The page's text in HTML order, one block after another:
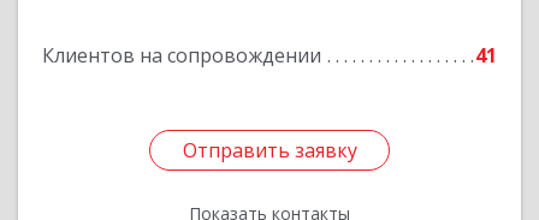
Клиентов на сопровождении 41
Отправить заявку
Показать контакты
Отправить заявку
Назад